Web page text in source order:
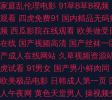
视频18 日韩熟女视频 香蕉视频黄 91
AV 久久AV香蕉 欧美粗大视频 日韩
国产区一区二久久 精品一二区电影
久 肏屄精品一区二区 国产精品熟女
家庭乱伦理电影 91草B草B视频
观看 四虎免费91 国内精品无码
频 西瓜影院在线观看 欧美做受
在线 国产视频高清 国产丝袜一
产成人在线网站 久草视频资源
虎试看 91男女 国产男小鲜肉同
欧美极品电影 日韩成人第一页
人午夜网 黄色天堂男人 操视频